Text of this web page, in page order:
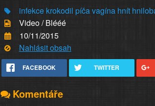
infekce krokodil píčavagína hnít
Video / Blééé
10/11/2015
Nahlásit obsah
FACEBOOK TWITTER
Komentáře